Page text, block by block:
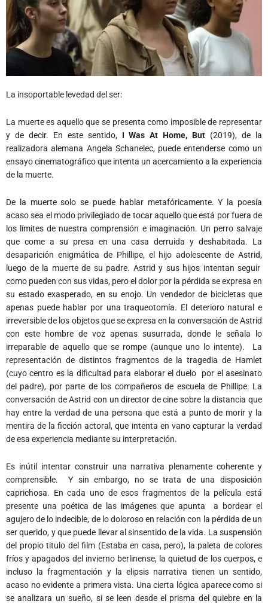
La insoportable levedad del ser:
La muerte es aquello que se presenta como imposible de representar
y de decir. En este sentido, I Was At Home, But (2019), de la
realizadora alemana Angela Schanelec, puede entenderse como un
ensayo cinematográfico que intenta un acercamiento a la experiencia
de la muerte.
De la muerte solo se puede hablar metafóricamente. Y la poesía
acaso sea el modo privilegiado de tocar aquello que está por fuera de
los límites de nuestra comprensión e imaginación. Un perro salvaje
que come a su presa en una casa derruida y deshabitada. La
desaparición enigmática de Phillipe, el hijo adolescente de Astrid,
luego de la muerte de su padre. Astrid y sus hijos intentan seguir
como pueden con sus vidas, pero el dolor por la pérdida se expresa en
su estado exasperado, en su enojo. Un vendedor de bicicletas que
apenas puede hablar por una traqueotomía. El deterioro natural e
irreversible de los objetos que se expresa en la conversación de Astrid
con este hombre de voz apenas susurrada, donde le señala lo
irreparable de aquello que se rompe (aunque uno lo intente). La
representación de distintos fragmentos de la tragedia de Hamlet
(cuyo centro es la dificultad para elaborar el duelo por el asesinato
del padre), por parte de los compañeros de escuela de Phillipe. La
conversación de Astrid con un director de cine sobre la distancia que
hay entre la verdad de una persona que está a punto de morir y la
mentira de la ficción actoral, que intenta en vano capturar la verdad
de esa experiencia mediante su interpretación.
Es inútil intentar construir una narrativa plenamente coherente y
comprensible. Y sin embargo, no se trata de una disposición
caprichosa. En cada uno de esos fragmentos de la película está
presente una poética de las imágenes que apunta a bordear el
agujero de lo indecible, de lo doloroso en relación con la pérdida de un
ser querido, y que puede llevar al sinsentido de la vida. La suspensión
del propio titulo del film (Estaba en casa, pero), la paleta de colores
fríos y apagados del invierno berlinense, la quietud de los cuerpos, e
incluso la fragmentación y la elipsis narrativa tienen un sentido,
acaso no evidente a primera vista. Una cierta lógica aparece como si
se analizara un sueño, si se leen desde el prisma del quiebre en la